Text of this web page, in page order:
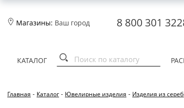
Магазины: Ваш город 8 800 301
КАТАЛОГ
Главная - Каталог - Ювелирные изделия - Изделия из